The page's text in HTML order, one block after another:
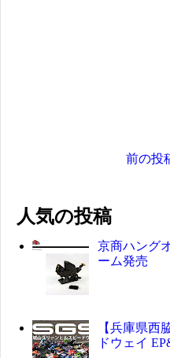
前の投
人気の投稿
京商ハング
ーム発売
【兵庫県西
ドウェイ